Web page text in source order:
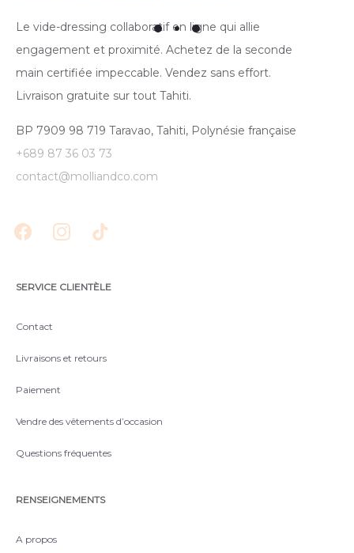
Le vide-dressing collaboratif en ligne qui allie
engagement et proximité. Achetez de la seconde
main certifiée impeccable. Vendez sans effort.
Livraison gratuite sur tout Tahiti.
BP 7909 98 719 Taravao, Tahiti, Polynésie française
+689 87 36 03 73
contact@molliandco.com
SERVICE CLIENTÈLE
Contact
Livraisons et retours
Paiement
Vendre des vêtements d’occasion
Questions fréquentes
RENSEIGNEMENTS
A propos